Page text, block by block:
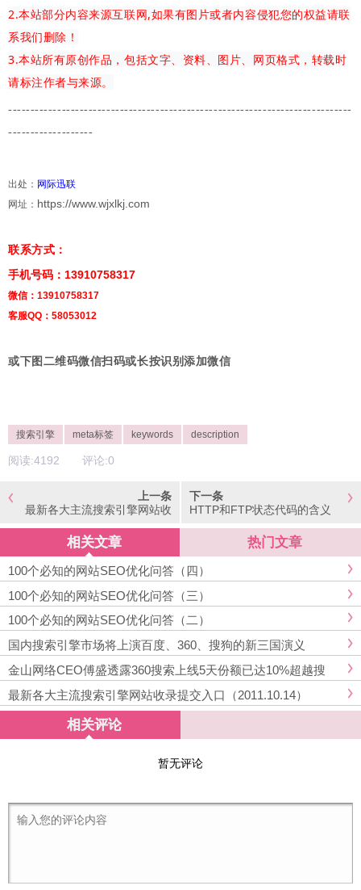
2.本站部分内容来源互联网,如果有图片或者内容侵犯您的权益请联
系我们删除！
3.本站所有原创作品，包括文字、资料、图片、网页格式，转载时
请标注作者与来源。
-----------------------------------------------------------------------------
-------------------
出处： 网际迅联
网址： https://www.wjxlkj.com
联系方式：
手机号码：13910758317
微信：13910758317
客服QQ：58053012
或下图二维码微信扫码或长按识别添加微信
搜索引擎 meta标签 keywords description
阅读:4192 评论:0
上一条
最新各大主流搜索引擎网站收
下一条
HTTP和FTP状态代码的含义
相关文章 热门文章
100个必知的网站SEO优化问答（四）
100个必知的网站SEO优化问答（三）
100个必知的网站SEO优化问答（二）
国内搜索引擎市场将上演百度、360、搜狗的新三国演义
金山网络CEO傅盛透露360搜索上线5天份额已达10%超越搜
狗，成为国内第二大搜索引擎
最新各大主流搜索引擎网站收录提交入口（2011.10.14）
相关评论
暂无评论